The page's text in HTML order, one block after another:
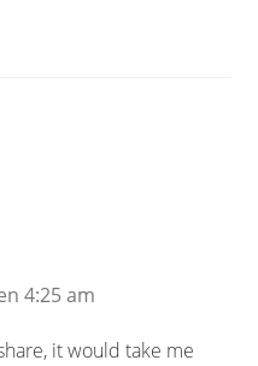
4:25 am
it would take me